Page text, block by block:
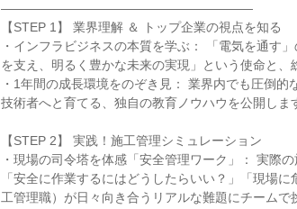
――――――――――――――――――――
【STEP 1】 業界理解 ＆ トップ企業の視点を知る
・インフラビジネスの本質を学ぶ： 「電気を通す
を支え、明るく豊かな未来の実現」という使命と、
・1年間の成長環境をのぞき見： 業界内でも圧倒
技術者へと育てる、独自の教育ノウハウを公開しま
【STEP 2】 実践！施工管理シミュレーション
・現場の司令塔を体感「安全管理ワーク」： 実際
「安全に作業するにはどうしたらいい？」「現場
工管理職）が日々向き合うリアルな難題にチームで